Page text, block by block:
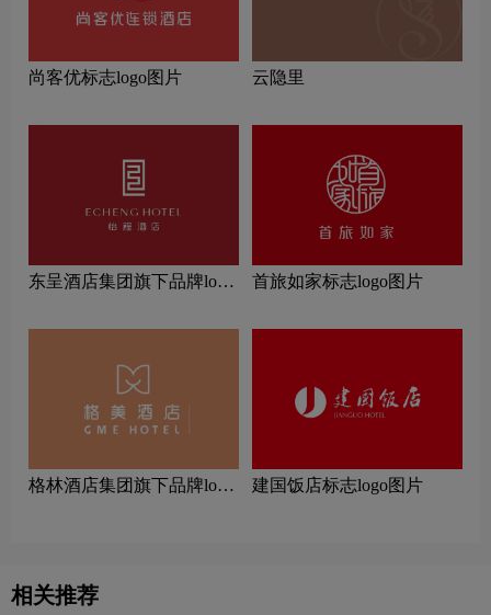
尚客优标志logo图片 云隐里
东呈酒店集团旗下品牌logo
首旅如家标志logo图片
‌格林酒店集团旗下品牌logo
建国饭店标志logo图片
相关推荐